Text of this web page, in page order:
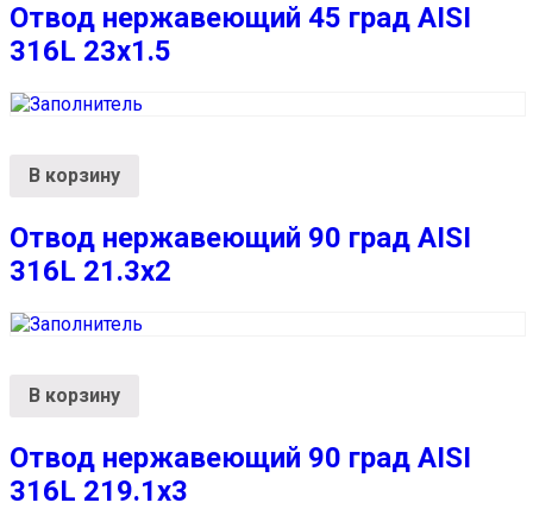
Отвод нержавеющий 45 град AISI
316L 23х1.5
В корзину
Отвод нержавеющий 90 град AISI
316L 21.3х2
В корзину
Отвод нержавеющий 90 град AISI
316L 219.1х3